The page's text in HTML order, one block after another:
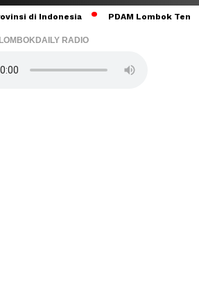
PDAM Lombok Tengah Salurkan
LOMBOKDAILY RADIO